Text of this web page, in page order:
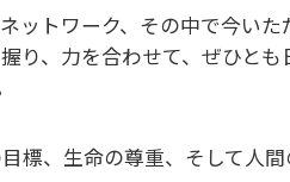
ットワーク、その中で今い
り、力を合わせて、ぜひと
標、生命の尊重、そして人